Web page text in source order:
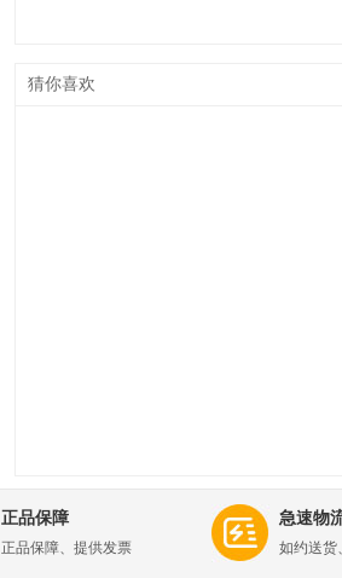
猜你喜欢
正品保障
正品保障、提供发票
急速物
如约送货